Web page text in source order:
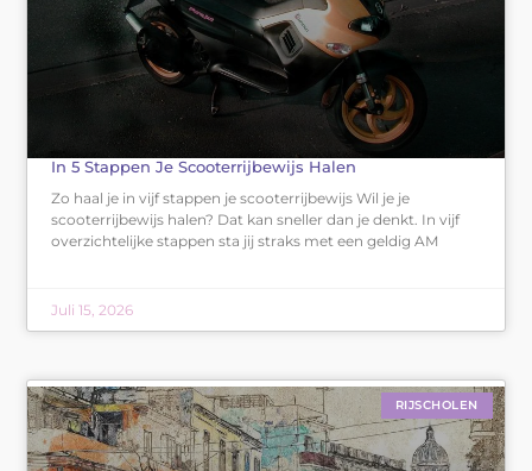
In 5 Stappen Je Scooterrijbewijs Halen
Zo haal je in vijf stappen je scooterrijbewijs Wil je je
scooterrijbewijs halen? Dat kan sneller dan je denkt. In vijf
overzichtelijke stappen sta jij straks met een geldig AM
Juli 15, 2026
RIJSCHOLEN